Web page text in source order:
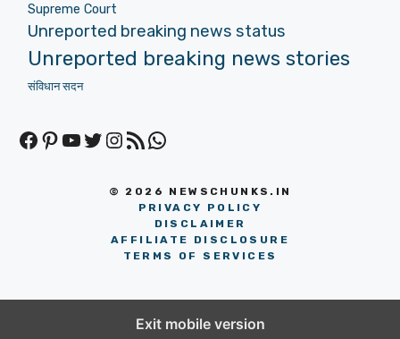
Supreme Court
Unreported breaking news status
Unreported breaking news stories
संविधान सदन
Facebook
Pinterest
YouTube
Twitter
Instagram
RSS FeedWhatsApp
© 2026 NEWSCHUNKS.IN
PRIVACY POLICY
DISCLAIMER
AFFILIATE DISCLOSURE
TERMS OF SERVICES
Exit mobile version